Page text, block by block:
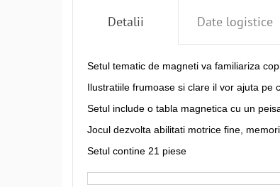
Detalii Date logistice
Setul tematic de magneti va familiariza
Ilustratiile frumoase si clare il vor ajuta pe
Setul include o tabla magnetica cu un
Jocul dezvolta abilitati motrice fine,
Setul contine 21 piese